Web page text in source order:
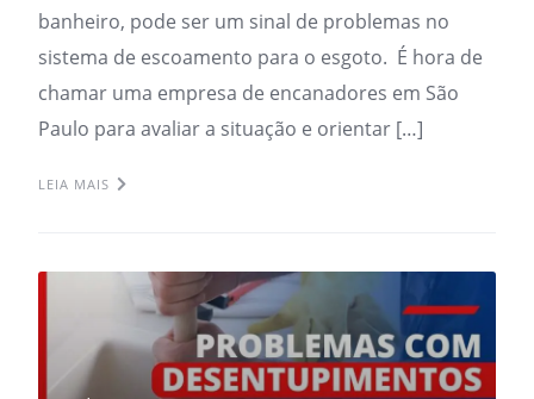
banheiro, pode ser um sinal de problemas no
sistema de escoamento para o esgoto. É hora de
chamar uma empresa de encanadores em São
Paulo para avaliar a situação e orientar […]
LEIA MAIS